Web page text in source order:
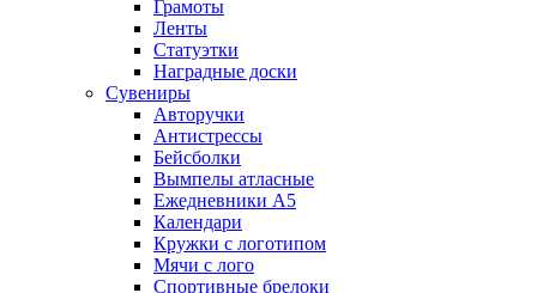
Грамоты
Ленты
Статуэтки
Наградные доски
Сувениры
Авторучки
Антистрессы
Бейсболки
Вымпелы атласные
Ежедневники А5
Календари
Кружки с логотипом
Мячи с лого
Спортивные брелоки